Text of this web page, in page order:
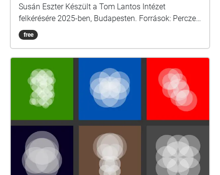
Susán Eszter Készült a Tom Lantos Intézet
felkérésére 2025-ben, Budapesten. Források: Perczel
Anna: Védtelen örökség / Randolph L. Braham: A
népirtás politikája / Ungvári Krisztián-Tabajdi Gábor
Budapest, szerkesztő: Komoróczy Géza / Dr. Ságvári
Ágnes: Let us remember the victims\_Holocaust of
the Jewish community in Budapest\_1994 / Magyar
Zsidó Múzeum és Levéltár / Veszprémy László
Bernát: Sorstársainknak árulói? / Munkácsi Ernő:
Hogyan történt? / Szita Szabolcs: A pesti gettó
küzdelme a túlélésért / Tim Cole: Holocaust city / A
budapesti gettó emlékezete,szerkesztő: Dombi Gábor
https://www.csillagoshazak.hu/
free